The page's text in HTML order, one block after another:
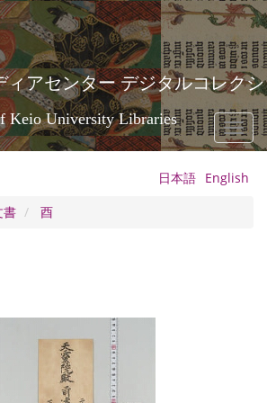
ィアセンター デジタルコレクシ
Keio University Libraries
Toggle
日本語 English
書 酉